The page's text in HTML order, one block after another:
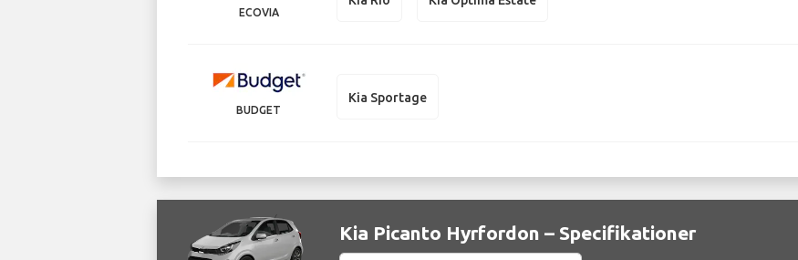
ECOVIA
BUDGET
Kia Sportage
Kia Picanto Hyrfordon – Specifikationer